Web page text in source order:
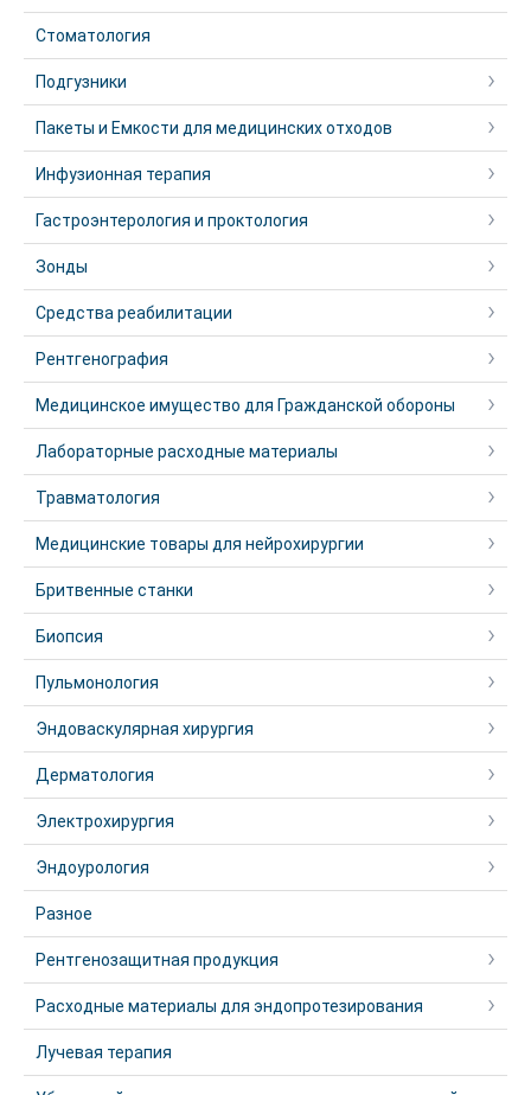
Стоматология
Подгузники
Пакеты и Емкости для медицинских отходов
Инфузионная терапия
Гастроэнтерология и проктология
Зонды
Средства реабилитации
Рентгенография
Медицинское имущество для Гражданской обороны
Лабораторные расходные материалы
Травматология
Медицинские товары для нейрохирургии
Бритвенные станки
Биопсия
Пульмонология
Эндоваскулярная хирургия
Дерматология
Электрохирургия
Эндоурология
Разное
Рентгенозащитная продукция
Расходные материалы для эндопротезирования
Лучевая терапия